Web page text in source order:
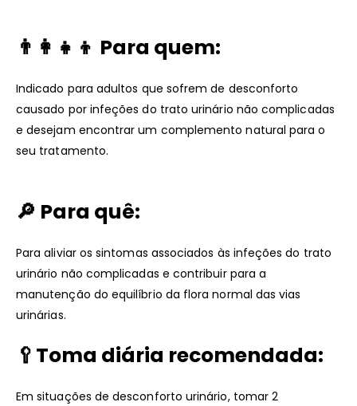
👨‍👩‍👧‍👦 Para quem:
Indicado para adultos que sofrem de desconforto
causado por infeções do trato urinário não complicadas
e desejam encontrar um complemento natural para o
seu tratamento.
🔎 Para quê:
Para aliviar os sintomas associados às infeções do trato
urinário não complicadas e contribuir para a
manutenção do equilíbrio da flora normal das vias
urinárias.
🥄 Toma diária recomendada:
Em situações de desconforto urinário, tomar 2